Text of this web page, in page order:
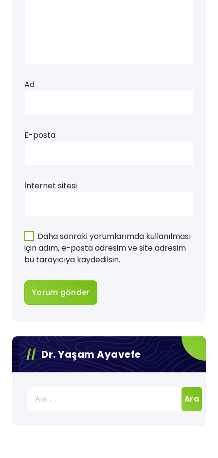
Ad
E-posta
İnternet sitesi
Daha sonraki yorumlarımda kullanılması
için adım, e-posta adresim ve site adresim
bu tarayıcıya kaydedilsin.
Dr. Yaşam Ayavefe